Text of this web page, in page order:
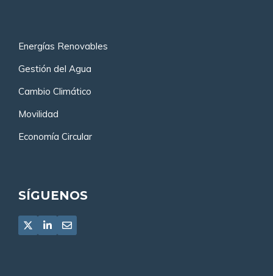
Energías Renovables
Gestión del Agua
Cambio Climático
Movilidad
Economía Circular
SÍGUENOS